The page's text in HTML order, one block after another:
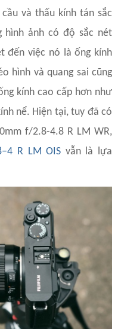
và thấu kính tán sắc
hình ảnh có độ sắc nét
đến việc nó là ống kính
hình và quang sai cũng
kính cao cấp hơn như
nể. Hiện tại, tuy đã có
f/2.8-4.8 R LM WR,
R LM OIS vẫn là lựa